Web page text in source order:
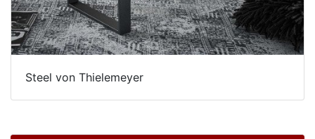
Steel von Thielemeyer